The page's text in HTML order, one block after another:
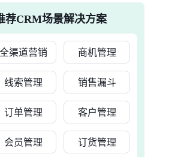
荐CRM场景解决方案
全渠道营销 商机管理
线索管理 销售漏斗
订单管理 客户管理
会员管理 订货管理